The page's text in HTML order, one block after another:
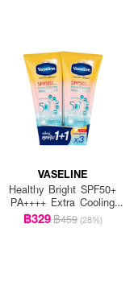
VASELINE
Healthy Bright SPF50+
PA++++ Extra Cooling
Serum (Twinpack) 265ml.
x 2pcs.
฿329฿459 (28%)